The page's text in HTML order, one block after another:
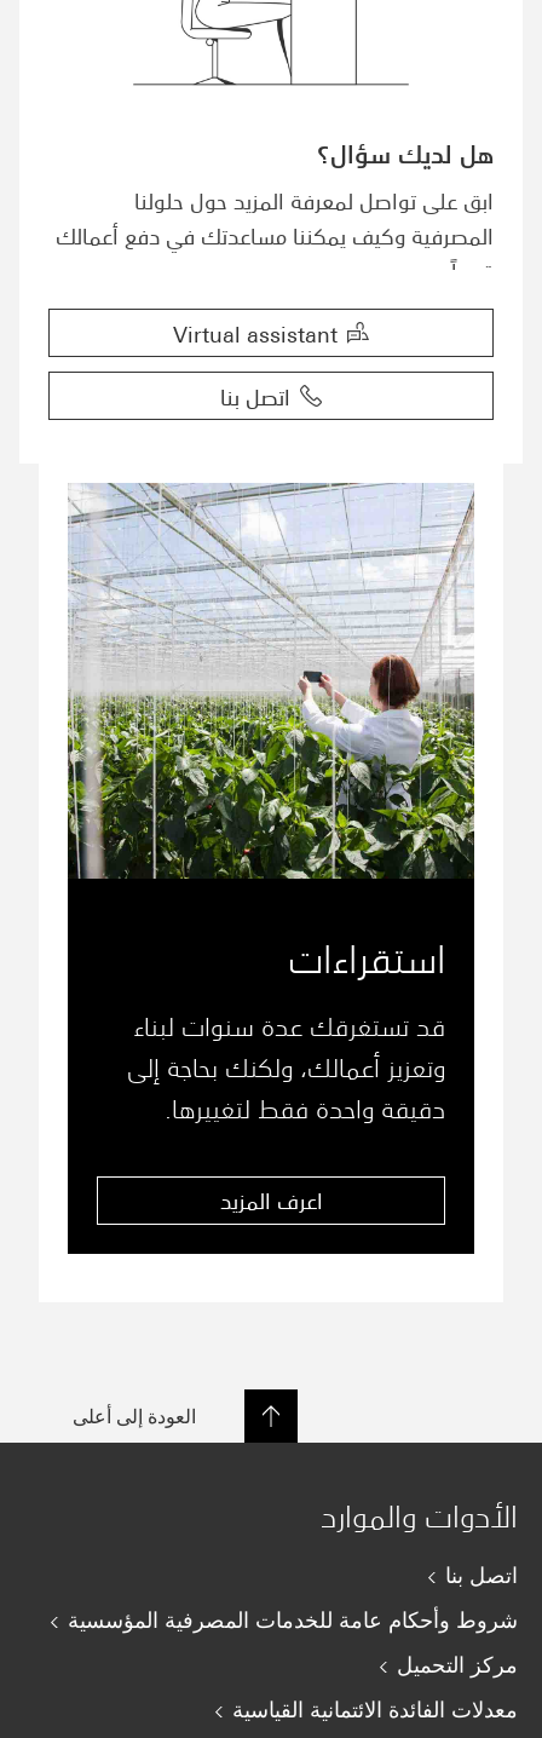
هل لديك سؤال؟
ابق على تواصل لمعرفة المزيد حول حلولنا
المصرفية وكيف يمكننا مساعدتك في دفع أعمالك
قدماً.
Virtual assistant
اتصل بنا
استقراءات
قد تستغرقك عدة سنوات لبناء
وتعزيز أعمالك، ولكنك بحاجة إلى
دقيقة واحدة فقط لتغييرها.
اعرف المزيد
العودة إلى أعلى
الأدوات والموارد
اتصل بنا
شروط وأحكام عامة للخدمات المصرفية المؤسسية
مركز التحميل
معدلات الفائدة الائتمانية القياسية